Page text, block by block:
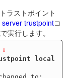
ラストポイント
server trustpointコ
実行します。
local